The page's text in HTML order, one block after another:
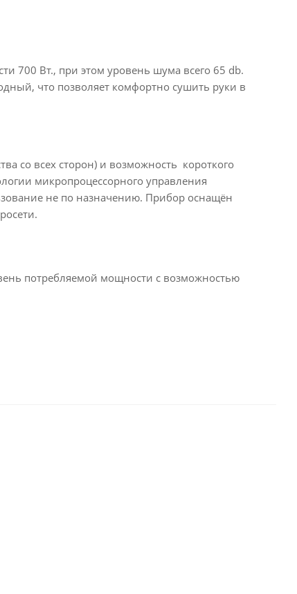
700 Вт., при этом уровень шума всего 65 db.
что позволяет комфортно сушить руки в
со всех сторон) и возможность короткого
микропроцессорного управления
не по назначению. Прибор оснащён
потребляемой мощности с возможностью